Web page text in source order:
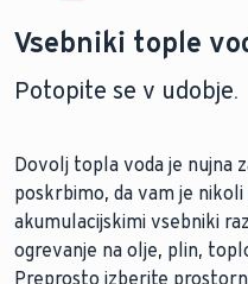
Vsebniki tople
Potopite se v udobje.
Dovolj topla voda je nujna
poskrbimo, da vam je
akumulacijskimi vsebniki
ogrevanje na olje, plin,
Preprosto izberite